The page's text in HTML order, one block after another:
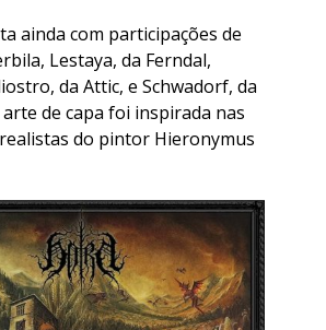
ainda com participações de
Lestaya, da Ferndal,
da Attic, e Schwadorf, da
arte de capa foi inspirada nas
do pintor Hieronymus